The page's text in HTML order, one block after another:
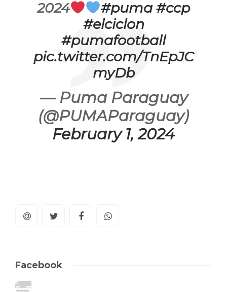
2024
#puma #ccp
#elciclon
#pumafootball
pic.twitter.com/TnEpJC
myDb
— Puma Paraguay
(@PUMAParaguay)
February 1, 2024
Facebook